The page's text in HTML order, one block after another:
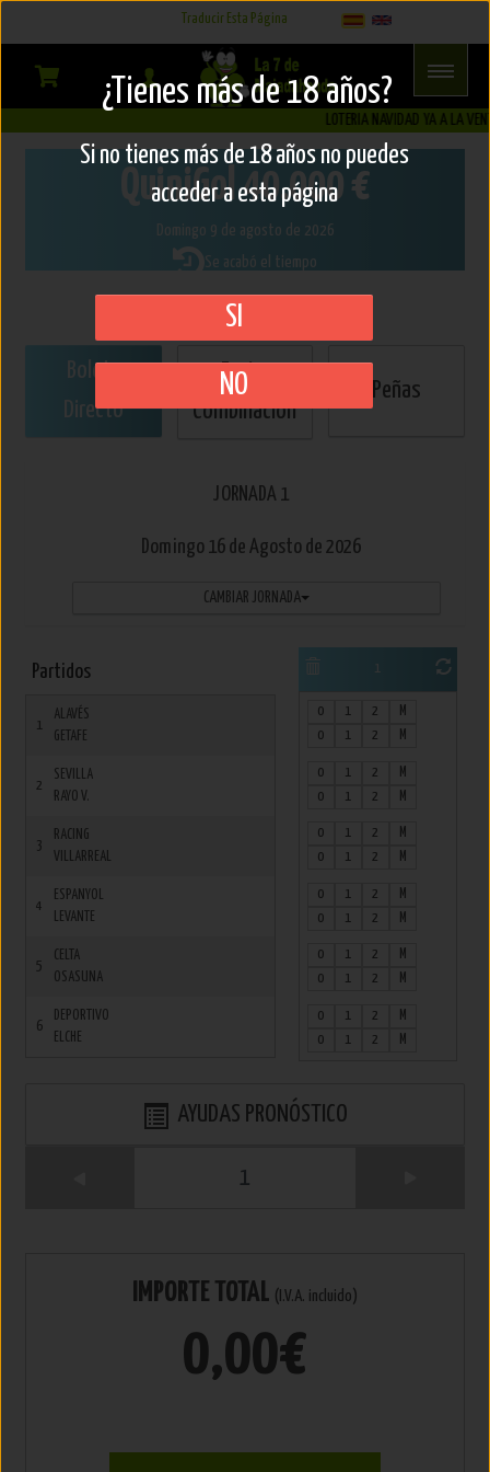
QuiniGol
Boleto
LOTERIA NAVIDAD YA A LA
QuiniGol40.000 €
Domingo 9 de agosto de 2026
Se acabó el tiempo
Boleto
Directo
Enviar
Combinación
Peñas
JORNADA 1
Domingo 16 de Agosto de 2026
CAMBIAR JORNADA
Partidos
1
ALAVÉS
GETAFE
2
SEVILLA
RAYO V.
3
RACING
VILLARREAL
4
ESPANYOL
LEVANTE
5
CELTA
OSASUNA
6
DEPORTIVO
ELCHE
1
0 1 2
M
0
1 2 M
0 1 2
M
0
1 2 M
0 1 2
M
0
1 2 M
0 1 2
M
0
1 2 M
0 1 2
M
0
1 2 M
0 1 2
M
0
1 2 M
AYUDAS PRONÓSTICO
1
IMPORTE TOTAL (I.V.A. incluido)
0,00€
Traducir Esta Página Select Language
¿Tienes más de 18 años?
Si no tienes más de 18 años no puedes
acceder a esta página
SI
NO